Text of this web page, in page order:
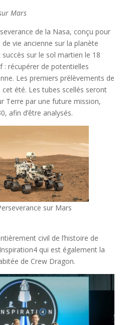
Mars
de la Nasa, conçu pour
vie ancienne sur la planète
sur le sol martien le 18
: récupérer de potentielles
Les premiers prélèvements de
été. Les tubes scellés seront
Terre par une future mission,
afin d’être analysés.
sur Mars
civil de l’histoire de
qui est également la
de Crew Dragon.